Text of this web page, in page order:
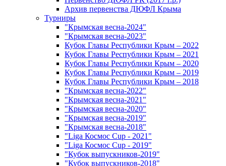
Архив первенства ДЮФЛ Крыма
Турниры
"Крымская весна-2024"
"Крымская весна-2023"
Кубок Главы Республики Крым – 2022
Кубок Главы Республики Крым – 2021
Кубок Главы Республики Крым – 2020
Кубок Главы Республики Крым – 2019
Кубок Главы Республики Крым – 2018
"Крымская весна-2022"
"Крымская весна-2021"
"Крымская весна-2020"
"Крымская весна-2019"
"Крымская весна-2018"
"Liga Космос Cup - 2021"
"Liga Космос Cup - 2019"
"Кубок выпускников-2019"
"Кубок выпускников-2018"